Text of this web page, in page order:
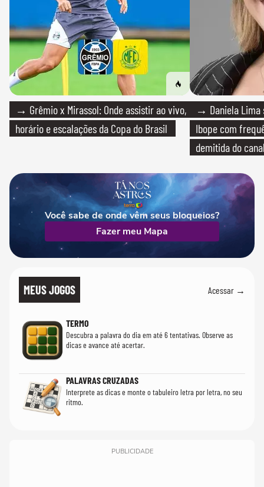
→ Grêmio x Mirassol: Onde assistir ao vivo,
horário e escalações da Copa do Brasil
→ Daniela Lima
Ibope com
demitida do
Você sabe de onde vêm seus bloqueios?
Fazer meu Mapa
MEUS JOGOS Acessar →
TERMO
Descubra a palavra do dia em até 6 tentativas. Observe as
dicas e avance até acertar.
PALAVRAS CRUZADAS
Interprete as dicas e monte o tabuleiro letra por letra, no seu
ritmo.
PUBLICIDADE